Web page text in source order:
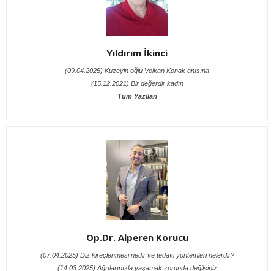
Yıldırım İkinci
(09.04.2025) Kuzeyin oğlu Volkan Konak anısına
(15.12.2021) Bir değerdir kadın
Tüm Yazıları
Op.Dr. Alperen Korucu
(07.04.2025) Diz kireçlenmesi nedir ve tedavi yöntemleri nelerdir?
(14.03.2025) Ağrılarınızla yaşamak zorunda değilsiniz